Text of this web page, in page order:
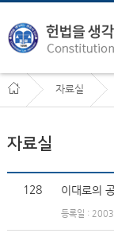
자료실
자료실
128 이대로의
등록일 :